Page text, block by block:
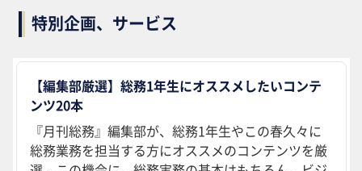
特別企画、サービス
【編集部厳選】総務1年生にオススメしたいコンテ
ンツ20本
『月刊総務』編集部が、総務1年生やこの春久々に
総務業務を担当する方にオススメのコンテンツを厳